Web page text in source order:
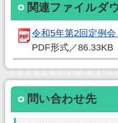
関連ファイルダ
令和5年第2回定例
PDF形式／86.33KB
問い合わせ先